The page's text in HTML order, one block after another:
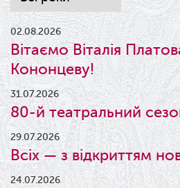
02.08.2026
Вітаємо Віталія
Кононцеву!
31.07.2026
80-й театральний
29.07.2026
Всіх — з відкриттям
24.07.2026